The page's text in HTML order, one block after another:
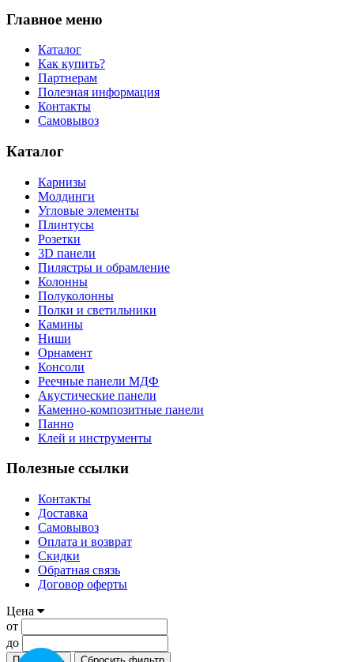
Главное меню
Каталог
Как купить?
Партнерам
Полезная информация
Контакты
Самовывоз
Каталог
Карнизы
Молдинги
Угловые элементы
Плинтусы
Розетки
3D панели
Пилястры и обрамление
Колонны
Полуколонны
Полки и светильники
Камины
Ниши
Орнамент
Консоли
Реечные панели МДФ
Акустические панели
Каменно-композитные панели
Панно
Клей и инструменты
Полезные ссылки
Контакты
Доставка
Самовывоз
Оплата и возврат
Скидки
Обратная связь
Договор оферты
Цена
от
до